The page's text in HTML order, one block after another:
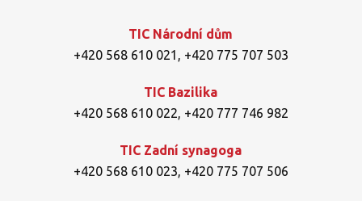
TIC Národní dům
+420 568 610 021 , +420 775 707 503
TIC Bazilika
+420 568 610 022, +420 777 746 982
TIC Zadní synagoga
+420 568 610 023, +420 775 707 506